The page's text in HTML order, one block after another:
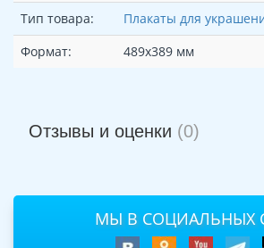
Тип товара:
Плакаты для
Формат:
489х389 мм
Отзывы и оценки (0)
МЫ В СОЦИАЛЬНЫХ